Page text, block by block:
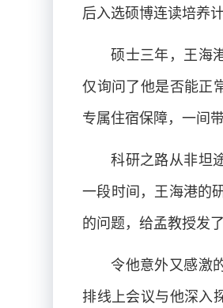
后入选硕博连读培养
硕士三年，王海
仅询问了他是否能正
专属住宿保障，一间
科研之路从非坦
一段时间，王海港的
的问题，给孟教授发
令他意外又感激
排线上会议与他深入